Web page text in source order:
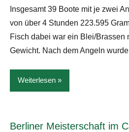
Insgesamt 39 Boote mit je zwei
von über 4 Stunden 223.595
Fisch dabei war ein Blei/Brassen
Gewicht. Nach dem Angeln
Weiterlesen
Berliner Meisterschaft im